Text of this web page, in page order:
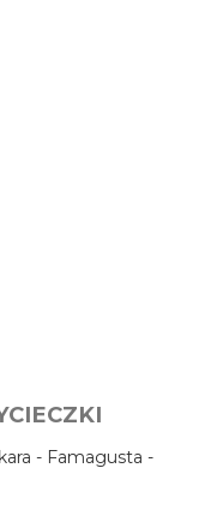
- Famagusta -